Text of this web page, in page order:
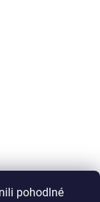
pohodlné